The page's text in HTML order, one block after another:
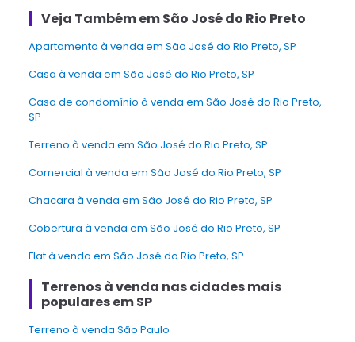
Veja Também em São José do Rio Preto
Apartamento à venda em São José do Rio Preto, SP
Casa à venda em São José do Rio Preto, SP
Casa de condomínio à venda em São José do Rio Preto,
SP
terreno à venda em São José do Rio Preto, SP
Comercial à venda em São José do Rio Preto, SP
Chacara à venda em São José do Rio Preto, SP
Cobertura à venda em São José do Rio Preto, SP
Flat à venda em São José do Rio Preto, SP
Terrenos à venda nas cidades mais
populares em SP
Terreno à venda São Paulo